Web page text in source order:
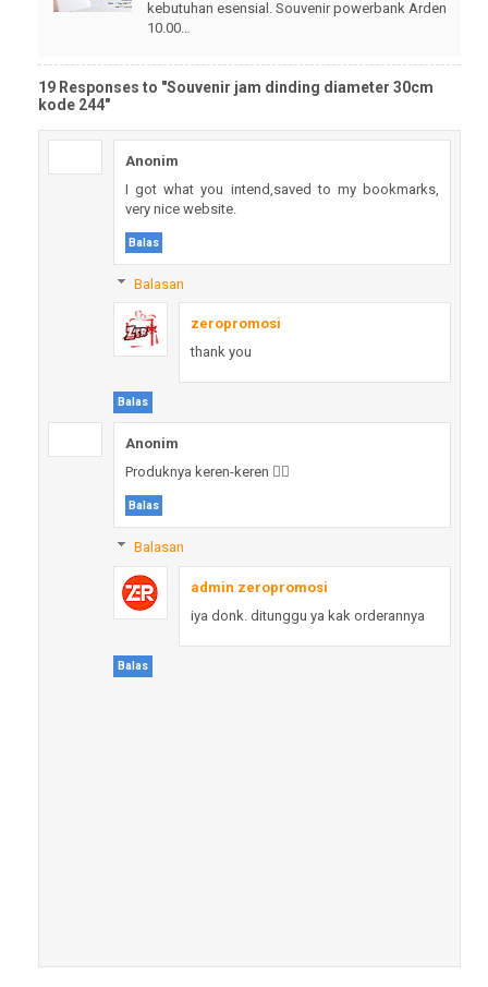
kebutuhan esensial. Souvenir powerbank Arden
10.00…
19 Responses to "Souvenir jam dinding diameter 30cm
kode 244"
Anonim
I got what you intend,saved to my bookmarks,
very nice website.
Balas
Balasan
zeropromosi
thank you
Balas
Anonim
Produknya keren-keren 👍🏻
Balas
Balasan
admin zeropromosi
iya donk. ditunggu ya kak orderannya
Balas
Anonim